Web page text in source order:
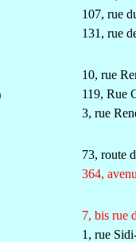
107, rue
131, rue
10, rue
119, Rue
3, rue
73, route
364,
7, bis rue
1, rue